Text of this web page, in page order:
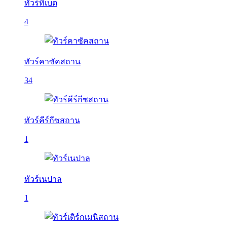
ทัวร์ทิเบต
4
ทัวร์คาซัคสถาน
34
ทัวร์คีร์กีซสถาน
1
ทัวร์เนปาล
1